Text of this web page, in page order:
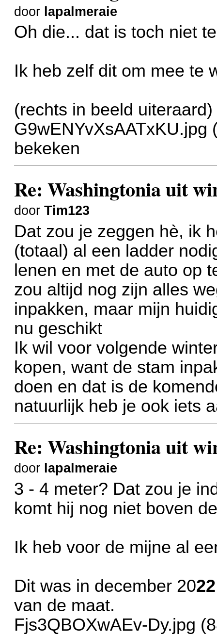
door lapalmeraie
Oh die... dat is toch niet
Ik heb zelf dit om mee te
(rechts in beeld uiteraard)
G9wENYvXsAATxKU.jpg
bekeken
Re: Washingtonia uit
doorTim123
Dat zou je zeggen hè, ik
(totaal) al een ladder
lenen en met de auto op
zou altijd nog zijn alles
inpakken, maar mijn
nu geschikt
Ik wil voor volgende
kopen, want de stam
doen en dat is de
natuurlijk heb je ook iets
Re: Washingtonia uit
door lapalmeraie
3 - 4 meter? Dat zou je
komt hij nog niet boven
Ik heb voor de mijne al
Dit was in december 2022
van de maat.
Fjs3QBOXwAEv-Dy.jpg